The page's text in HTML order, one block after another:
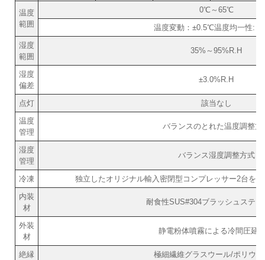
温度
範囲
0℃～65℃
温度変動：±0.5℃温度均一性:
湿度
範囲
35%～95%R.H
湿度
偏差
±3.0%R.H
点灯
該当なし
温度
管理
バランスのとれた温度調整方
湿度
管理
バランス湿度調整方式
冷凍
独立したオリジナル輸入密閉型コンプレッサー2台を
内装
材
耐食性SUS#304ブラッシュステ
外装
材
静電粉体噴霧による冷間圧延
絶縁
極細繊維グラスウール/ポリウ